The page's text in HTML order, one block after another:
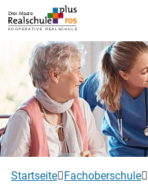
Startseite Fachoberschule